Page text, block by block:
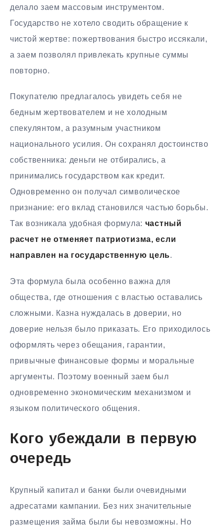
делало заем массовым инструментом.
Государство не хотело сводить обращение к
чистой жертве: пожертвования быстро иссякали,
а заем позволял привлекать крупные суммы
повторно.
Покупателю предлагалось увидеть себя не
бедным жертвователем и не холодным
спекулянтом, а разумным участником
национального усилия. Он сохранял достоинство
собственника: деньги не отбирались, а
принимались государством как кредит.
Одновременно он получал символическое
признание: его вклад становился частью борьбы.
Так возникала удобная формула: частный
расчет не отменяет патриотизма, если
направлен на государственную цель.
Эта формула была особенно важна для
общества, где отношения с властью оставались
сложными. Казна нуждалась в доверии, но
доверие нельзя было приказать. Его приходилось
оформлять через обещания, гарантии,
привычные финансовые формы и моральные
аргументы. Поэтому военный заем был
одновременно экономическим механизмом и
языком политического общения.
Кого убеждали в первую
очередь
Крупный капитал и банки были очевидными
адресатами кампании. Без них значительные
размещения займа были бы невозможны. Но